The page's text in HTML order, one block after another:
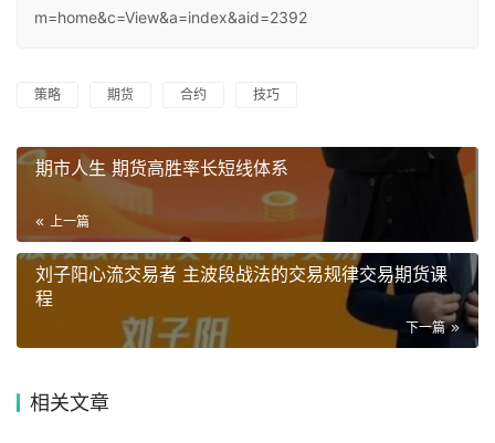
m=home&c=View&a=index&aid=2392
策略 期货 合约 技巧
期市人生 期货高胜率长短线体系
上一篇
刘子阳心流交易者 主波段战法的交易规律交易期货课
程
下一篇
相关文章